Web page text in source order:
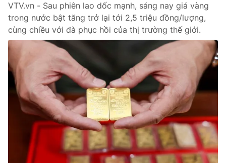
VTV.vn - Sau phiên lao dốc mạnh, sáng nay giá vàng
trong nước bật tăng trở lại tới 2,5 triệu đồng/lượng,
cùng chiều với đà phục hồi của thị trường thế giới.